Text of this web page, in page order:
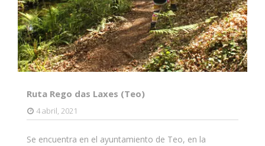
Ruta Rego das Laxes (Teo)
4 abril, 2021
Se encuentra en el ayuntamiento de Teo, en la